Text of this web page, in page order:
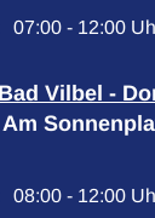
Öffnungs-
07:00 - 12:00
Vilbel -
Öffnungs-
08:00 - 12:00